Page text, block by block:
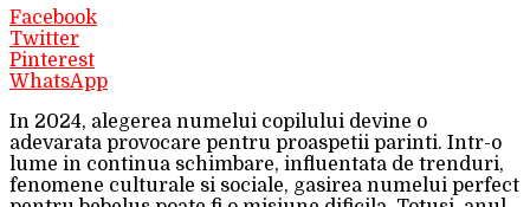
Facebook
Twitter
Pinterest
WhatsApp
In 2024, alegerea numelui copilului devine o
adevarata provocare pentru proaspetii parinti. Intr-o
lume in continua schimbare, influentata de trenduri,
fenomene culturale si sociale, gasirea numelui perfect